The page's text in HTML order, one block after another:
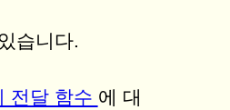
습니다.
전달 함수 에 대